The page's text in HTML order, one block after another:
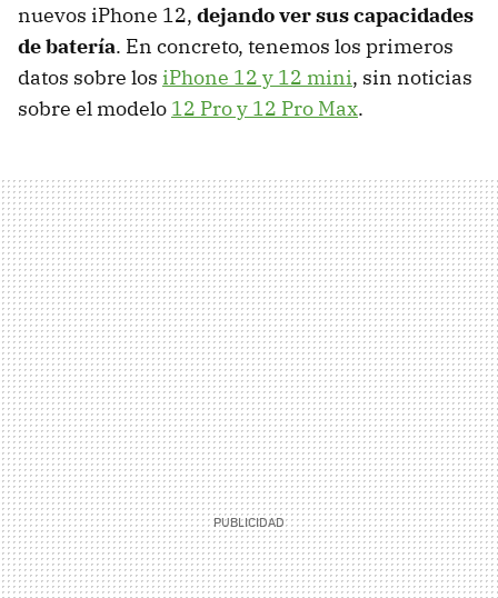
nuevos iPhone 12, dejando ver sus capacidades
de batería. En concreto, tenemos los primeros
datos sobre los iPhone 12 y 12 mini, sin noticias
sobre el modelo 12 Pro y 12 Pro Max.